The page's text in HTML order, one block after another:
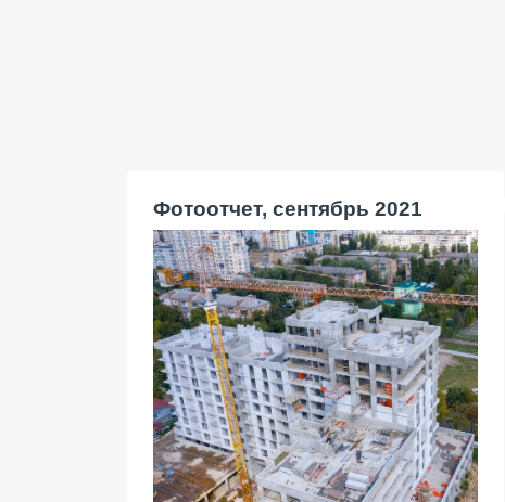
Фотоотчет, сентябрь 2021